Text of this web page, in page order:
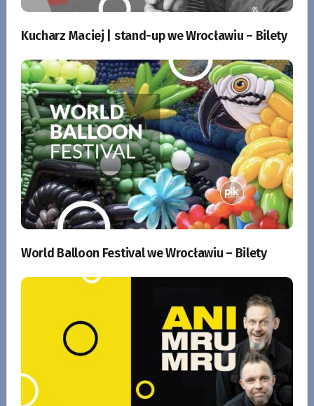
Kucharz Maciej | stand-up we Wrocławiu – Bilety
World Balloon Festival we Wrocławiu – Bilety